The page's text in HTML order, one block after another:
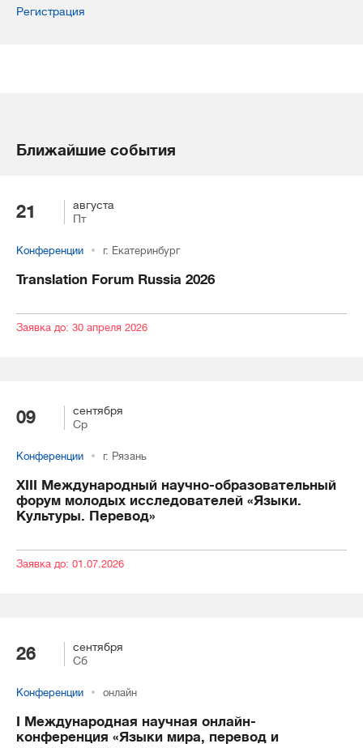
Регистрация
Ближайшие события
21
августа
Пт
Конференции г. Екатеринбург
Translation Forum Russia 2026
Заявка до: 30 апреля 2026
09
сентября
Ср
Конференции г. Рязань
XIII Международный научно-образовательный
форум молодых исследователей «Языки.
Культуры. Перевод»
Заявка до: 01.07.2026
26
сентября
Сб
Конференции онлайн
I Международная научная онлайн-
конференция «Языки мира, перевод и